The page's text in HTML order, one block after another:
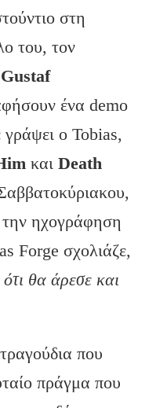
στη
του, τον
Gustaf
ένα demo
γράψει ο Tobias,
και Death
ηχογράφηση
Forge σχολιάζε,
θα άρεσε και
που
πράγμα που